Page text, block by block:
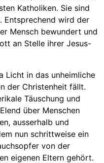
Katholiken. Sie sind
Entsprechend wird der
Mensch bewundert und
an Stelle ihrer Jesus-
Licht in das unheimliche
der Christenheit fällt.
Täuschung und
über Menschen
ausserhalb und
nun schrittweise ein
von der
eigenen Eltern gehört.